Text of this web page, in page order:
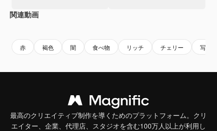
関連動画
赤 褐色 闇 食べ物 リッチ チェリー 写真
最高のクリエイティブ制作を導くためのプラットフォーム。クリ
エイター、企業、代理店、スタジオを含む100万人以上が利用し